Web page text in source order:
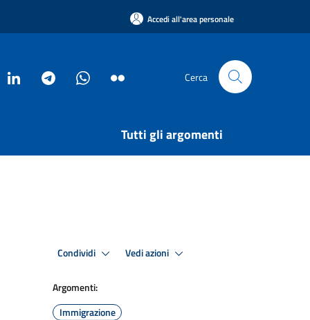
Accedi all'area personale
Cerca
Tutti gli argomenti
Condividi Vedi azioni
Argomenti:
Immigrazione